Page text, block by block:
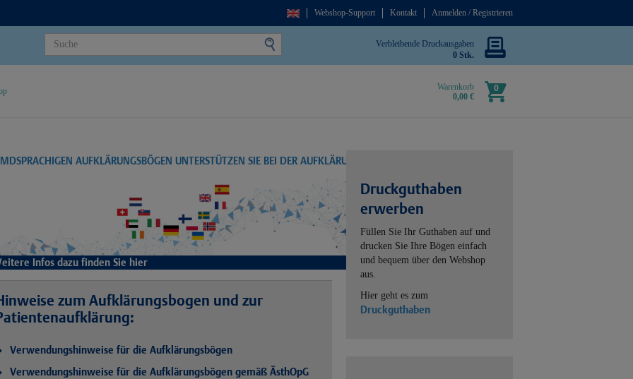
Webshop-Support Kontakt Anmelden / Registrieren
Verbleibende Druckausgaben
0 Stk.
Warenkorb
0,00 €
0
AUFKLÄRUNGSBÖGEN UNTERSTÜTZEN SIE BEI DER AUFKLÄRUNG
Infos dazu finden Sie hier
zum Aufklärungsbogen und zur
Verwendungshinweise für die Aufklärungsbögen
Verwendungshinweise für die Aufklärungsbögen gemäß ÄsthOpG
Druckguthaben
erwerben
Füllen Sie Ihr Guthaben auf und
drucken Sie Ihre Bögen einfach
und bequem über den Webshop
aus.
Hier geht es zum
Druckguthaben